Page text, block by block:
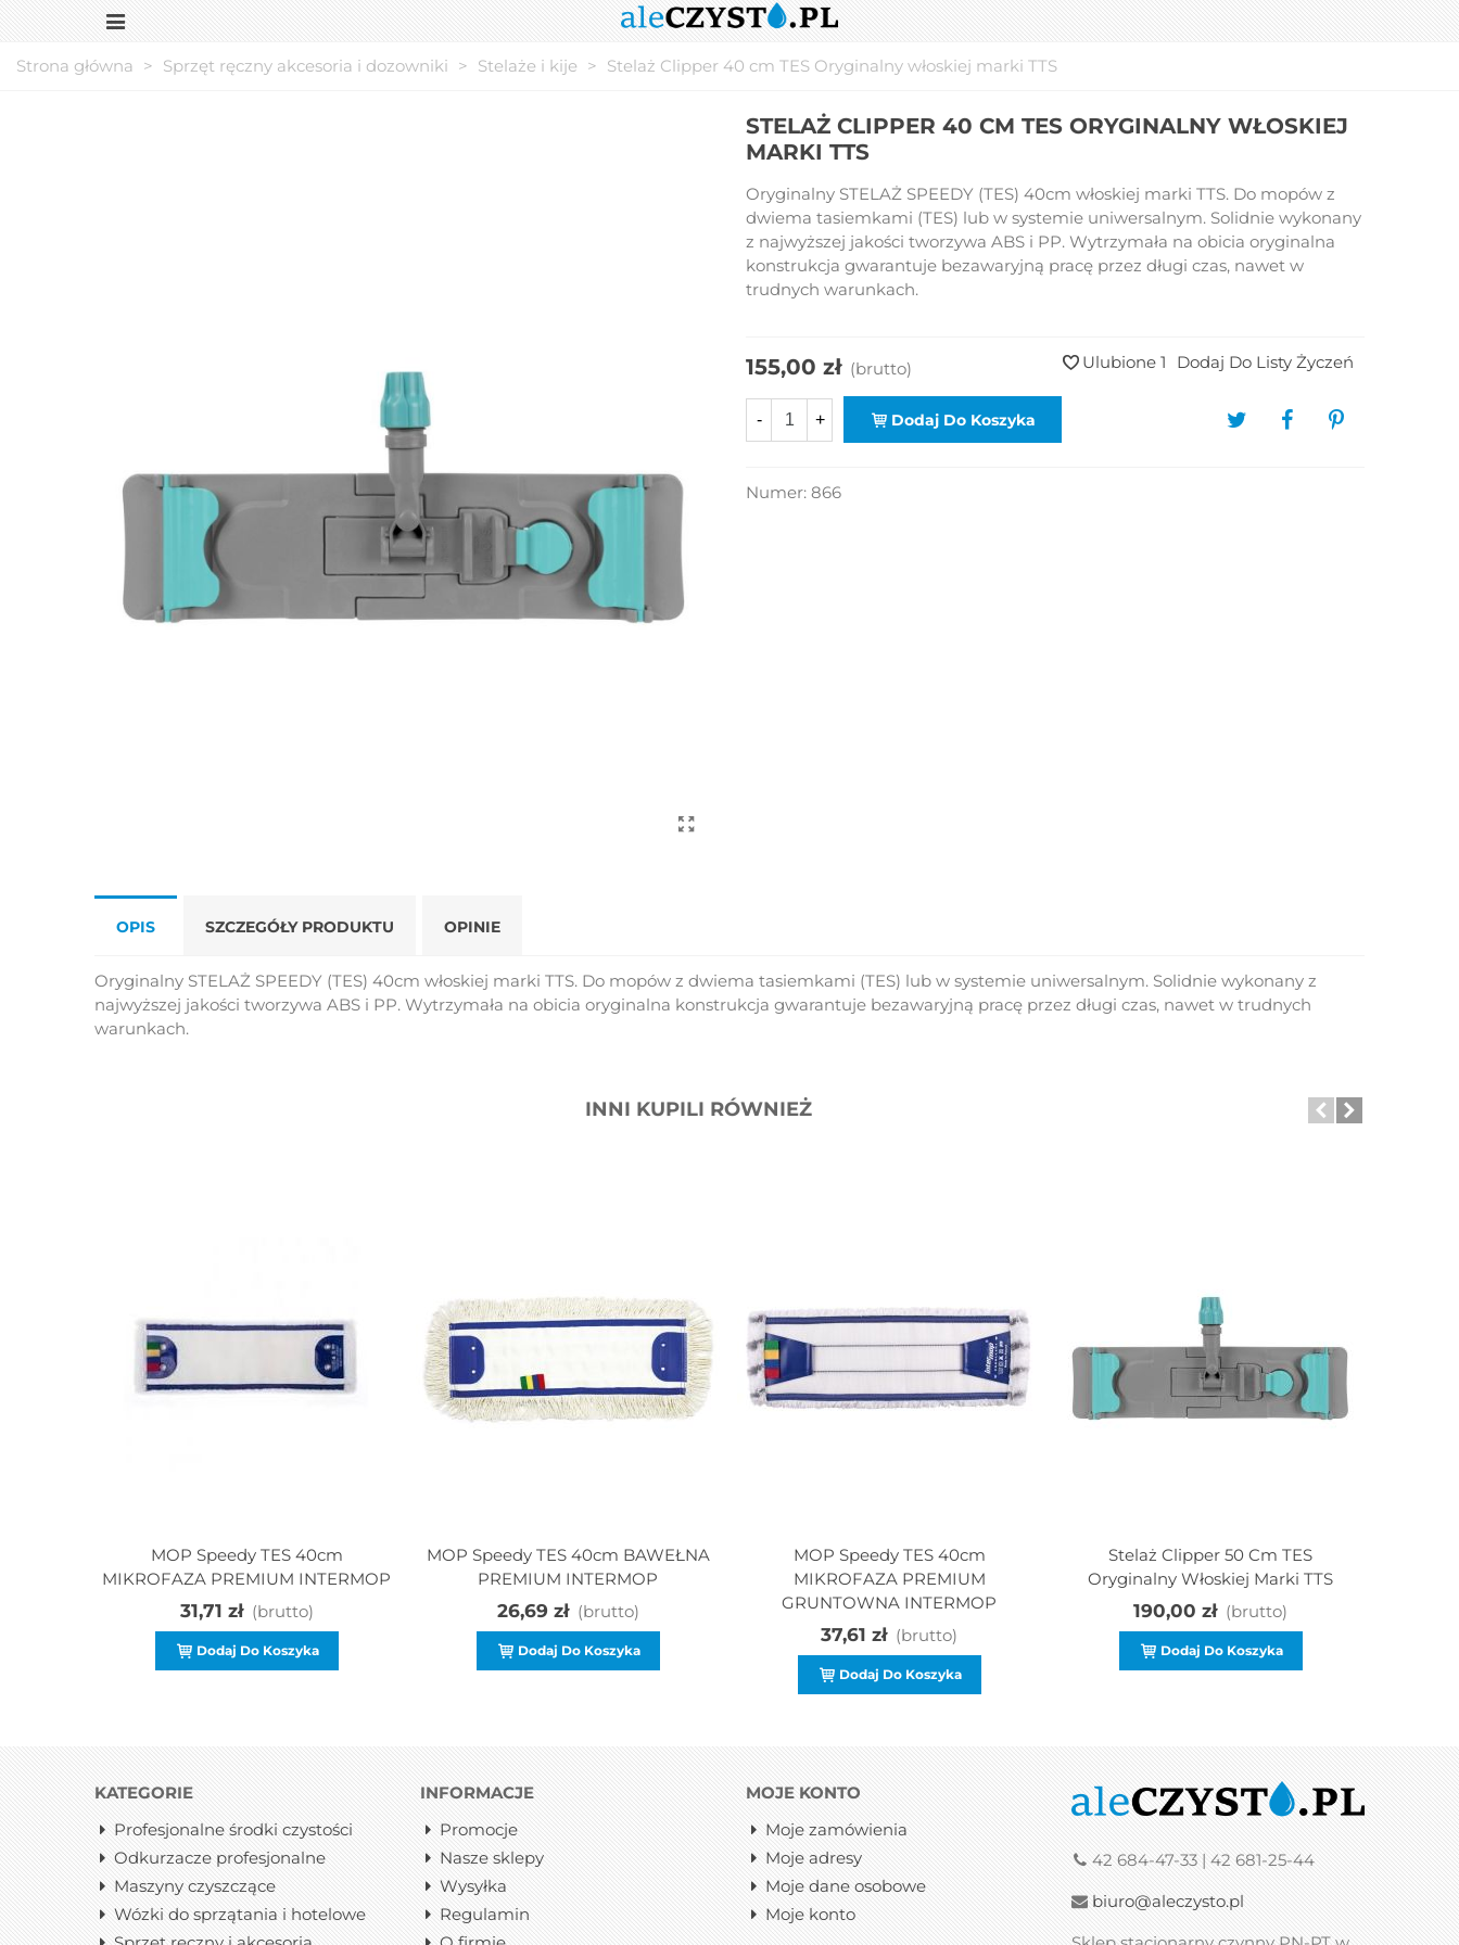
Strona główna > Sprzęt ręczny akcesoria i dozowniki > Stelaże i kije > Stelaż Clipper 40 cm TES Oryginalny włoskiej marki TTS
STELAŻ CLIPPER 40 CM TES ORYGINALNY WŁOSKIEJ
MARKI TTS
Oryginalny STELAŻ SPEEDY (TES) 40cm włoskiej marki TTS. Do mopów z
dwiema tasiemkami (TES) lub w systemie uniwersalnym. Solidnie wykonany
z najwyższej jakości tworzywa ABS i PP. Wytrzymała na obicia oryginalna
konstrukcja gwarantuje bezawaryjną pracę przez długi czas, nawet w
trudnych warunkach.
155,00 zł (brutto) Ulubione 1 Dodaj Do Listy Życzeń
- + Dodaj Do Koszyka
Numer: 866
OPIS SZCZEGÓŁY PRODUKTU OPINIE
Oryginalny STELAŻ SPEEDY (TES) 40cm włoskiej marki TTS. Do mopów z dwiema tasiemkami (TES) lub w systemie uniwersalnym. Solidnie wykonany z
najwyższej jakości tworzywa ABS i PP. Wytrzymała na obicia oryginalna konstrukcja gwarantuje bezawaryjną pracę przez długi czas, nawet w trudnych
warunkach.
INNI KUPILI RÓWNIEŻ
MOP Speedy TES 40cm
MIKROFAZA PREMIUM INTERMOP
31,71 zł (brutto)
Dodaj Do Koszyka
MOP Speedy TES 40cm BAWEŁNA
PREMIUM INTERMOP
26,69 zł (brutto)
Dodaj Do Koszyka
MOP Speedy TES 40cm
MIKROFAZA PREMIUM
GRUNTOWNA INTERMOP
37,61 zł (brutto)
Dodaj Do Koszyka
Stelaż Clipper 50 Cm TES
Oryginalny Włoskiej Marki TTS
190,00 zł (brutto)
Dodaj Do Koszyka
KATEGORIE
Profesjonalne środki czystości
Odkurzacze profesjonalne
Maszyny czyszczące
Wózki do sprzątania i hotelowe
INFORMACJE
Promocje
Nasze sklepy
Wysyłka
Regulamin
MOJE KONTO
Moje zamówienia
Moje adresy
Moje dane osobowe
Moje konto
42 684-47-33 | 42 681-25-44
biuro@aleczysto.pl